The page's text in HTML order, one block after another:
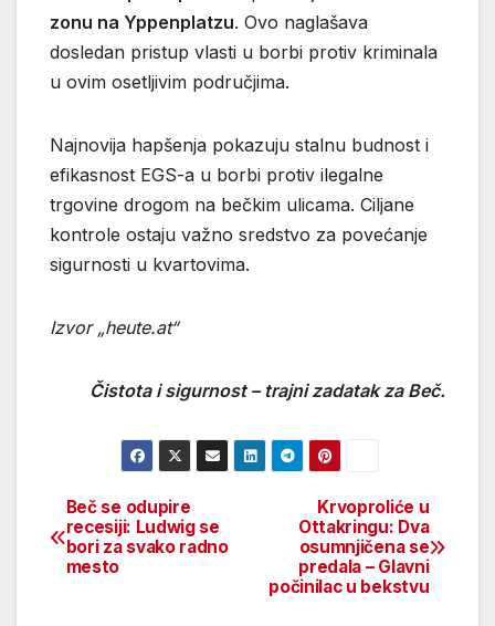
zonu na Yppenplatzu. Ovo naglašava
dosledan pristup vlasti u borbi protiv kriminala
u ovim osetljivim područjima.
Najnovija hapšenja pokazuju stalnu budnost i
efikasnost EGS-a u borbi protiv ilegalne
trgovine drogom na bečkim ulicama. Ciljane
kontrole ostaju važno sredstvo za povećanje
sigurnosti u kvartovima.
Izvor „heute.at“
Čistota i sigurnost – trajni zadatak za Beč.
BeitragsnavigationKrvoproliće u
Ottakringu: Dva
osumnjičena se
predala – Glavni
počinilac u bekstvu
Beč se odupire
recesiji: Ludwig se
bori za svako radno
mesto